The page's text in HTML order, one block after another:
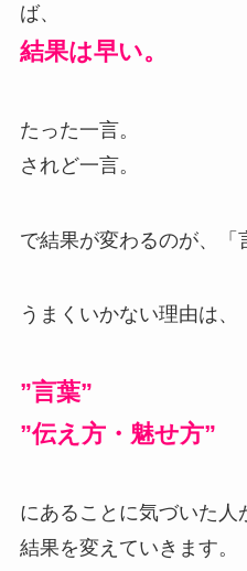
ば、
結果は早い。
たった一言。
されど一言。
で結果が変わるのが、「
うまくいかない理由は、
”言葉”
”伝え方・魅せ方”
にあることに気づいた人
結果を変えていきます。